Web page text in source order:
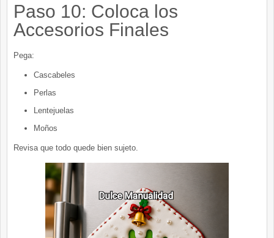
Paso 10: Coloca los
Accesorios Finales
Pega:
Cascabeles
Perlas
Lentejuelas
Moños
Revisa que todo quede bien sujeto.